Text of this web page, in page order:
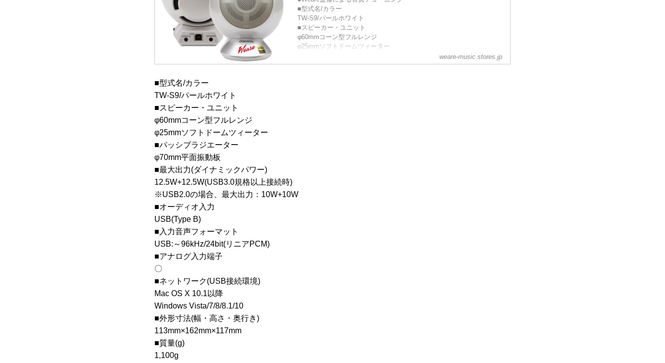
■型式名/カラー
TW-S9/パールホワイト
■スピーカー・ユニット
φ60mmコーン型フルレンジ
φ25mmソフトドームツィーター
φ70mm平面振動板
weare-music.stores.jp
■型式名/カラー
TW-S9/パールホワイト
■スピーカー・ユニット
φ60mmコーン型フルレンジ
φ25mmソフトドームツィーター
■パッシブラジエーター
φ70mm平面振動板
■最大出力(ダイナミックパワー)
12.5W+12.5W(USB3.0規格以上接続時)
※USB2.0の場合、最大出力：10W+10W
■オーディオ入力
USB(Type B)
■入力音声フォーマット
USB:～96kHz/24bit(リニアPCM)
■アナログ入力端子
〇
■ネットワーク(USB接続環境)
Mac OS X 10.1以降
Windows Vista/7/8/8.1/10
■外形寸法(幅・高さ・奥行き)
113mm×162mm×117mm
■質量(g)
1,100g